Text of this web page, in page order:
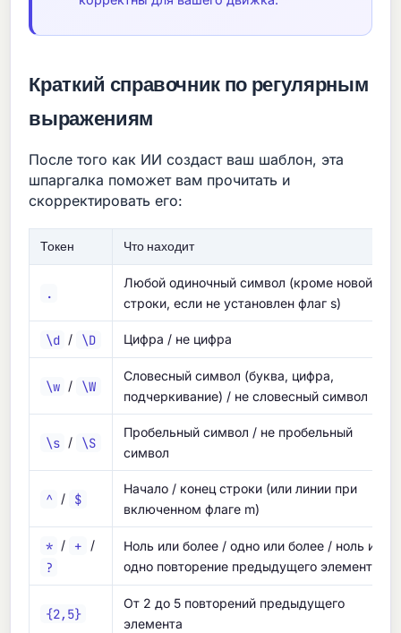
Краткий справочник по регулярным
выражениям
После того как ИИ создаст ваш шаблон, эта
шпаргалка поможет вам прочитать и
скорректировать его:
Токен Что находит
.
Любой одиночный символ (кроме новой
строки, если не установлен флаг s)
\d / \D Цифра / не цифра
\w / \W
Словесный символ (буква, цифра,
подчеркивание) / не словесный символ
\s / \S
Пробельный символ / не пробельный
символ
^ / $
Начало / конец строки (или линии при
включенном флаге m)
* / + /
?
Ноль или более / одно или более / ноль или
одно повторение предыдущего элемента
{2,5}
От 2 до 5 повторений предыдущего
элемента